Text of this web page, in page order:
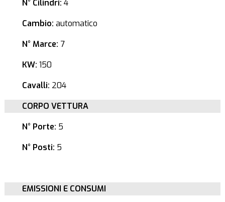
N° Cilindri: 4
Cambio: automatico
N° Marce: 7
KW: 150
Cavalli: 204
CORPO VETTURA
N° Porte: 5
N° Posti: 5
EMISSIONI E CONSUMI